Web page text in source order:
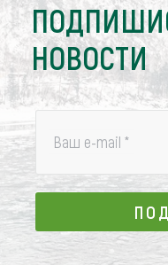
НОВОСТИ
Ваш e-mail *